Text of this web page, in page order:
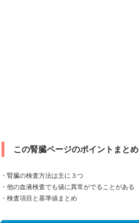
この腎臓ページのポイントまとめ
・腎臓の検査方法は主に３つ
・他の血液検査でも値に異常がでることがある
・検査項目と基準値まとめ